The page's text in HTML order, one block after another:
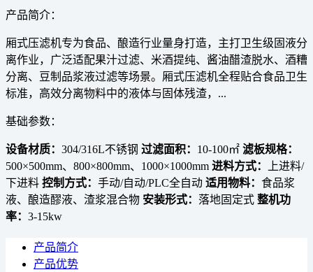
产品简介：
厢式压滤机专为食品、酿造行业量身打造，主打卫生级固液分
离作业，广泛适配果汁过滤、米酒提纯、酱油醋渣脱水、酒糟
分离、豆制品浆液过滤等场景。厢式压滤机全程贴合食品卫生
标准，高效分离物料中的液体与固体残渣，...
基础参数：
设备材质： 304/316L不锈钢 过滤面积： 10-100㎡ 滤板规格：
500×500mm、800×800mm、1000×1000mm 进料方式：
上进料/
下进料 控制方式： 手动/自动/PLC全自动 适用物料： 食品浆
液、酿造醪液、渣浆混合物 安装形式： 落地固定式 整机功
率： 3-15kw
产品简介
产品优势